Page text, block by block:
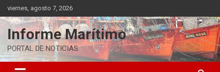
Saltar
al
contenido
viernes, agosto 7, 2026
Informe Marítimo
PORTAL DE NOTICIAS